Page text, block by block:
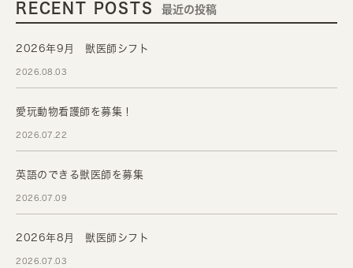
RECENT POSTS 最近の投稿
2026年9月 獣医師シフト
2026.08.03
愛玩動物看護師を募集！
2026.07.22
英語のできる獣医師を募集
2026.07.09
2026年8月 獣医師シフト
2026.07.03